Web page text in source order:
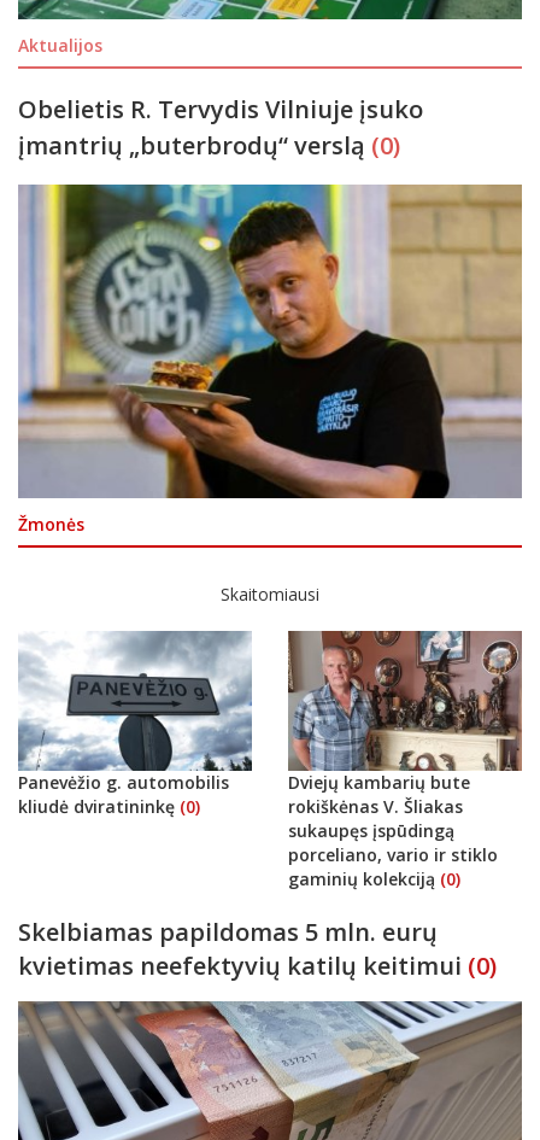
Aktualijos
Obelietis R. Tervydis Vilniuje įsuko
įmantrių „buterbrodų“ verslą (0)
Žmonės
Skaitomiausi
Panevėžio g. automobilis
kliudė dviratininkę (0)
Dviejų kambarių bute
rokiškėnas V. Šliakas
sukaupęs įspūdingą
porceliano, vario ir stiklo
gaminių kolekciją (0)
Skelbiamas papildomas 5 mln. eurų
kvietimas neefektyvių katilų keitimui (0)